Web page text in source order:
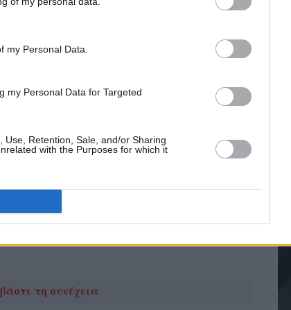
my Personal Data.
my Personal Data for Targeted
Use, Retention, Sale, and/or Sharing
with the Purposes for which it
Αγγελή
τη συνέχεια